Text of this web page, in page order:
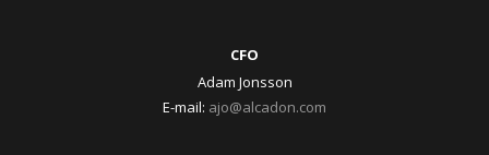
CFO
Adam Jonsson
E-mail: ajo@alcadon.com